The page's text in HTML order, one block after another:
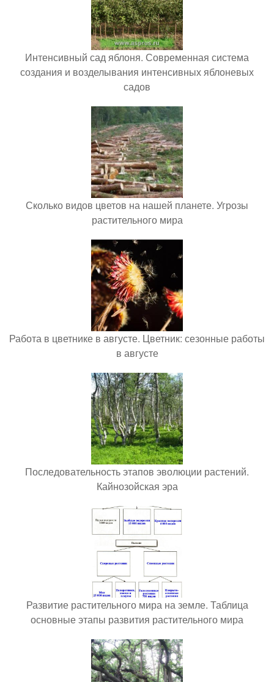
Интенсивный сад яблоня. Современная система
создания и возделывания интенсивных яблоневых
садов
Сколько видов цветов на нашей планете. Угрозы
растительного мира
Работа в цветнике в августе. Цветник: сезонные работы
в августе
Последовательность этапов эволюции растений.
Кайнозойская эра
Развитие растительного мира на земле. Таблица
основные этапы развития растительного мира